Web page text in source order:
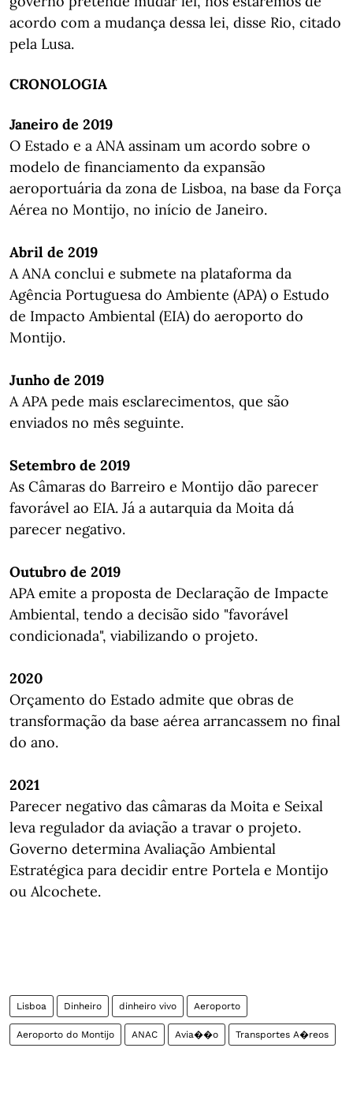
acordo com a mudança dessa lei, disse Rio, citado
pela Lusa.
CRONOLOGIA
Janeiro de 2019
O Estado e a ANA assinam um acordo sobre o
modelo de financiamento da expansão
aeroportuária da zona de Lisboa, na base da Força
Aérea no Montijo, no início de Janeiro.
Abril de 2019
A ANA conclui e submete na plataforma da
Agência Portuguesa do Ambiente (APA) o Estudo
de Impacto Ambiental (EIA) do aeroporto do
Montijo.
Junho de 2019
A APA pede mais esclarecimentos, que são
enviados no mês seguinte.
Setembro de 2019
As Câmaras do Barreiro e Montijo dão parecer
favorável ao EIA. Já a autarquia da Moita dá
parecer negativo.
Outubro de 2019
APA emite a proposta de Declaração de Impacte
Ambiental, tendo a decisão sido "favorável
condicionada", viabilizando o projeto.
2020
Orçamento do Estado admite que obras de
transformação da base aérea arrancassem no final
do ano.
2021
Parecer negativo das câmaras da Moita e Seixal
leva regulador da aviação a travar o projeto.
Governo determina Avaliação Ambiental
Estratégica para decidir entre Portela e Montijo
ou Alcochete.
Lisboa Dinheiro dinheiro vivo Aeroporto
Aeroporto do Montijo ANAC Avia��o Transportes A�reos